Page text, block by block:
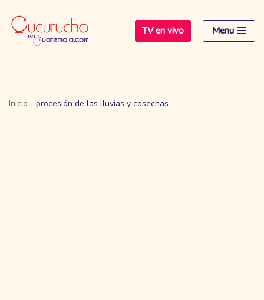
Saltar
TV en vivo Menu
Inicio - procesión de las lluvias y cosechas